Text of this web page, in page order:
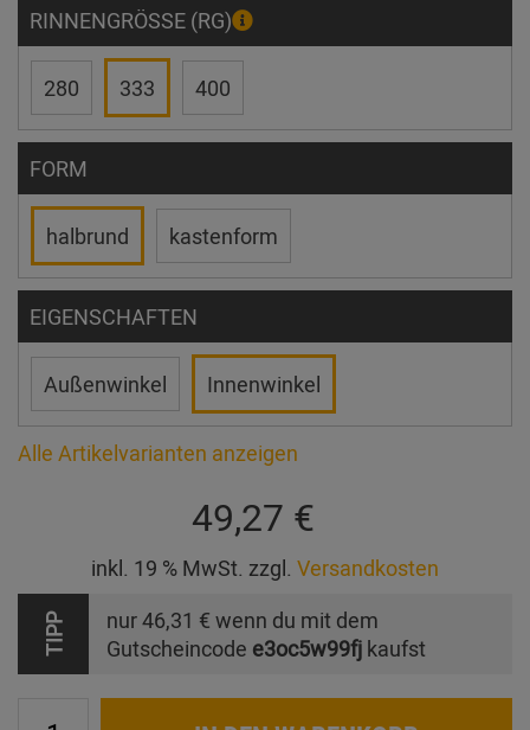
RINNENGRÖSSE (RG)
280 333 400
FORM
halbrund kastenform
EIGENSCHAFTEN
Außenwinkel Innenwinkel
Alle Artikelvarianten anzeigen
49,27 €
inkl. 19 % MwSt. zzgl. Versandkosten
TIPP nur46,31 € wenn du mit dem
Gutscheincode e3oc5w99fj kaufst